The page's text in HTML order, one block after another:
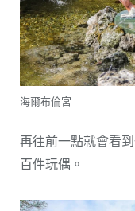
海爾布倫宮
再往前一點就會看
百件玩偶。